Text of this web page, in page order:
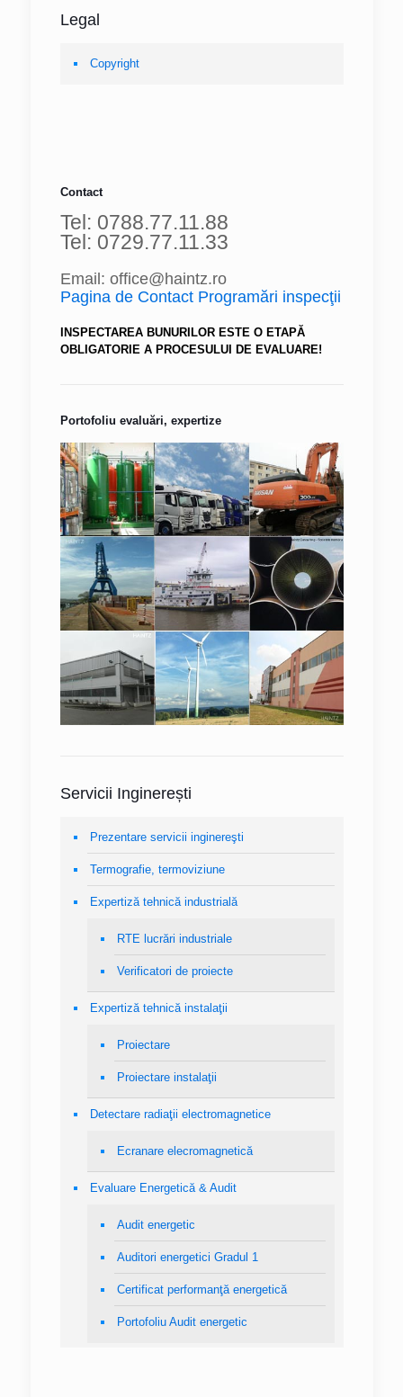
Legal
Copyright
Contact
Tel: 0788.77.11.88
Tel: 0729.77.11.33
Email: office@haintz.ro
Pagina de Contact Programări inspecţii
INSPECTAREA BUNURILOR ESTE O ETAPĂ
OBLIGATORIE A PROCESULUI DE EVALUARE!
Portofoliu evaluări, expertize
Servicii Inginerești
Prezentare servicii inginereşti
Termografie, termoviziune
Expertiză tehnică industrială
RTE lucrări industriale
Verificatori de proiecte
Expertiză tehnică instalaţii
Proiectare
Proiectare instalaţii
Detectare radiaţii electromagnetice
Ecranare elecromagnetică
Evaluare Energetică & Audit
Audit energetic
Auditori energetici Gradul 1
Certificat performanţă energetică
Portofoliu Audit energetic